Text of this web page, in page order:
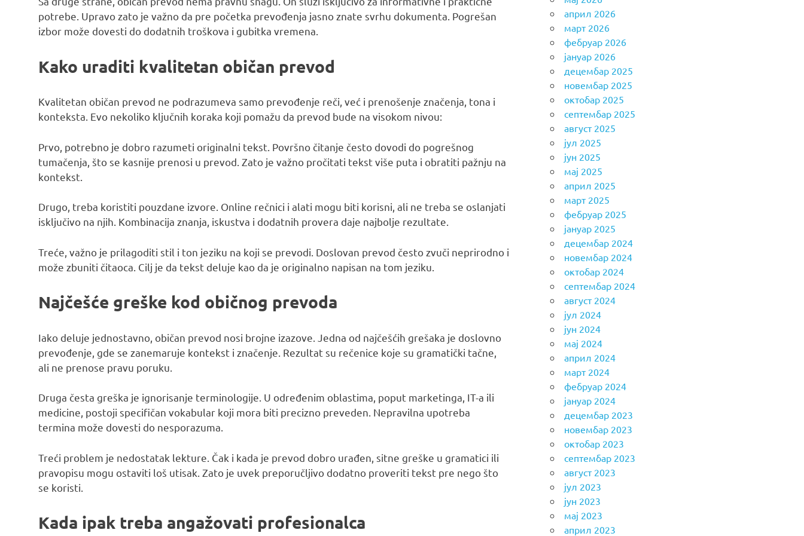
potrebe. Upravo zato je važno da pre početka prevođenja jasno znate svrhu dokumenta. Pogrešan
izbor može dovesti do dodatnih troškova i gubitka vremena.
Kako uraditi kvalitetan običan prevod
Kvalitetan običan prevod ne podrazumeva samo prevođenje reči, već i prenošenje značenja, tona i
konteksta. Evo nekoliko ključnih koraka koji pomažu da prevod bude na visokom nivou:
Prvo, potrebno je dobro razumeti originalni tekst. Površno čitanje često dovodi do pogrešnog
tumačenja, što se kasnije prenosi u prevod. Zato je važno pročitati tekst više puta i obratiti pažnju na
kontekst.
Drugo, treba koristiti pouzdane izvore. Online rečnici i alati mogu biti korisni, ali ne treba se oslanjati
isključivo na njih. Kombinacija znanja, iskustva i dodatnih provera daje najbolje rezultate.
Treće, važno je prilagoditi stil i ton jeziku na koji se prevodi. Doslovan prevod često zvuči neprirodno i
može zbuniti čitaoca. Cilj je da tekst deluje kao da je originalno napisan na tom jeziku.
Najčešće greške kod običnog prevoda
Iako deluje jednostavno, običan prevod nosi brojne izazove. Jedna od najčešćih grešaka je doslovno
prevođenje, gde se zanemaruje kontekst i značenje. Rezultat su rečenice koje su gramatički tačne,
ali ne prenose pravu poruku.
Druga česta greška je ignorisanje terminologije. U određenim oblastima, poput marketinga, IT-a ili
medicine, postoji specifičan vokabular koji mora biti precizno preveden. Nepravilna upotreba
termina može dovesti do nesporazuma.
Treći problem je nedostatak lekture. Čak i kada je prevod dobro urađen, sitne greške u gramatici ili
pravopisu mogu ostaviti loš utisak. Zato je uvek preporučljivo dodatno proveriti tekst pre nego što
se koristi.
Kada ipak treba angažovati profesionalca
април 2026
март 2026
фебруар 2026
јануар 2026
децембар 2025
новембар 2025
октобар 2025
септембар 2025
август 2025
јул 2025
јун 2025
мај 2025
април 2025
март 2025
фебруар 2025
јануар 2025
децембар 2024
новембар 2024
октобар 2024
септембар 2024
август 2024
јул 2024
јун 2024
мај 2024
април 2024
март 2024
фебруар 2024
јануар 2024
децембар 2023
новембар 2023
октобар 2023
септембар 2023
август 2023
јул 2023
јун 2023
мај 2023
април 2023